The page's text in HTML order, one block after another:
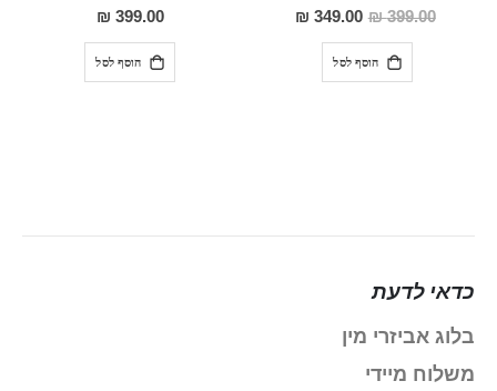
0%
399.00 ₪
מחיר
מבצע
349.00 ₪
הוסף לסל
100%
399.00 ₪
הוסף לסל
כדאי לדעת
בלוג אביזרי מין
משלוח מיידי